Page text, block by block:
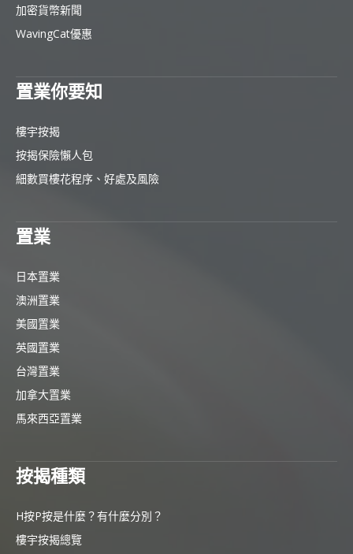
加密貨幣新聞
WavingCat優惠
置業你要知
樓宇按揭
按揭保險懶人包
細數買樓花程序、好處及風險
置業
日本置業
澳洲置業
美國置業
英國置業
台灣置業
加拿大置業
馬來西亞置業
按揭種類
H按P按是什麼？有什麼分別？
樓宇按揭總覽